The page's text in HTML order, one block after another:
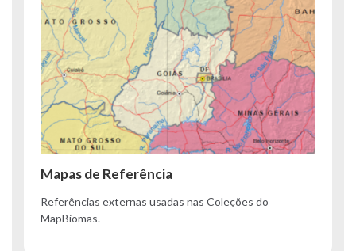
Mapas de Referência
Referências externas usadas nas Coleções do
MapBiomas.